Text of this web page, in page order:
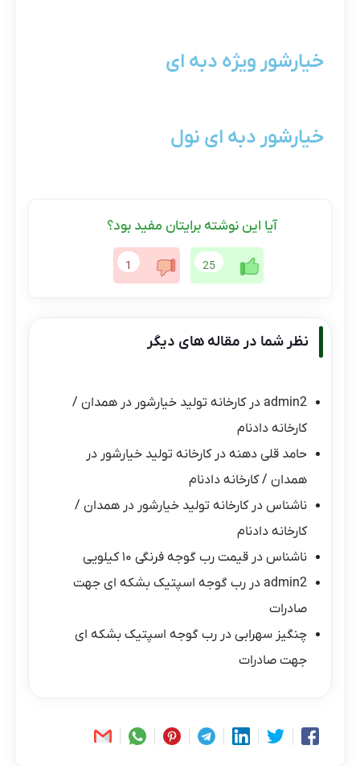
خیارشور ویژه دبه ای
خیارشور دبه ای نول
آیا این نوشته برایتان مفید بود؟
25
1
نظر شما در مقاله های دیگر
admin2 درکارخانه تولید خیارشور در همدان /
کارخانه دادنام
حامد قلی دهنه درکارخانه تولید خیارشور در
همدان / کارخانه دادنام
ناشناس درکارخانه تولید خیارشور در همدان /
کارخانه دادنام
ناشناس درقیمت رب گوجه فرنگی ۱۰ کیلویی
admin2 دررب گوجه اسپتیک بشکه ای جهت
صادرات
چنگیز سهرابی دررب گوجه اسپتیک بشکه ای
جهت صادرات